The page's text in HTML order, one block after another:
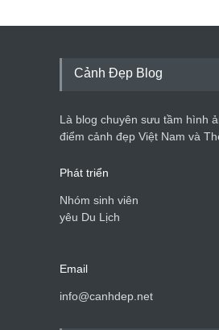
Cảnh Đẹp Blog
Là blog chuyên sưu tầm hình
điểm cảnh đẹp Việt Nam và
Phát triển
Nhóm sinh viên
yêu Du Lịch
Email
info@canhdep.net